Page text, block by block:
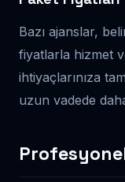
Bazı ajanslar,
fiyatlarla hizmet
ihtiyaçlarınıza
uzun vadede